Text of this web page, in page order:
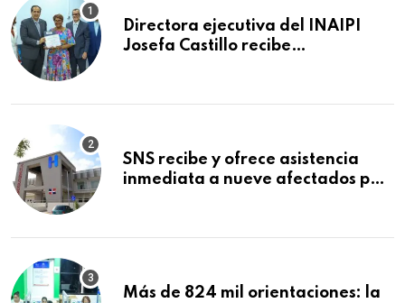
Directora ejecutiva del INAIPI
Josefa Castillo recibe
SNS recibe y ofrece asistencia
inmediata a nueve afectados por
Macorís
Más de 824 mil orientaciones: la